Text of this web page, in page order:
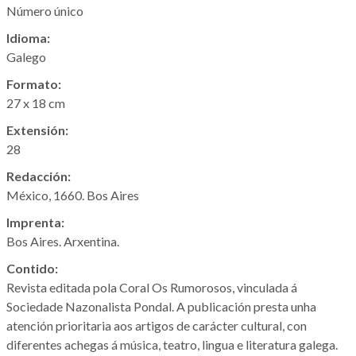
Número único
Idioma:
Galego
Formato:
27 x 18 cm
Extensión:
28
Redacción:
México, 1660. Bos Aires
Imprenta:
Bos Aires. Arxentina.
Contido:
Revista editada pola Coral Os Rumorosos, vinculada á
Sociedade Nazonalista Pondal. A publicación presta unha
atención prioritaria aos artigos de carácter cultural, con
diferentes achegas á música, teatro, lingua e literatura galega.